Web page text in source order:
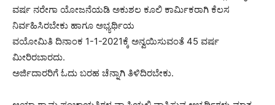
ವರ್ಷ ನರೇಗಾ ಯೋಜನೆಯಡಿ ಅಕುಶಲ ಕೂಲಿ ಕಾರ್ಮಿಕರಾಗಿ ಕೆಲಸ
ನಿರ್ವಹಿಸಿರಬೇಕು ಹಾಗೂ ಅಭ್ಯರ್ಥಿಯ
ವಯೋಮಿತಿ ದಿನಾಂಕ 1-1-2021ಕ್ಕೆ ಅನ್ವಯಿಸುವಂತೆ 45 ವರ್ಷ
ಮೀರಿರಬಾರದು.
ಅರ್ಜಿದಾರರಿಗೆ ಓದು ಬರಹ ಚೆನ್ನಾಗಿ ತಿಳಿದಿರಬೇಕು.